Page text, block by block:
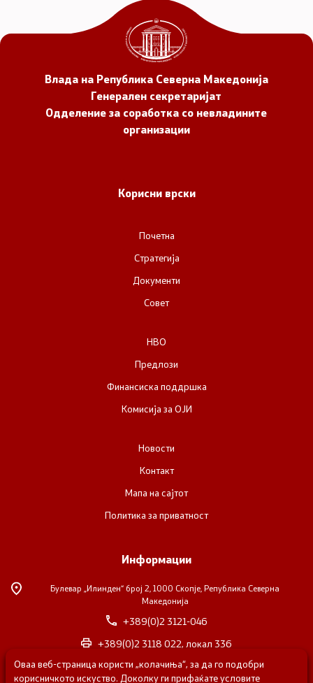
Влада на Република Северна Македонија
Генерален секретаријат
Одделение за соработка со невладините
организации
Корисни врски
Почетна
Стратегија
Документи
Совет
НВО
Предлози
Финансиска поддршка
Комисија за ОЈИ
Новости
Контакт
Мапа на сајтот
Политика за приватност
Информации
Булевар „Илинден“ број 2, 1000 Скопје, Република Северна
Македонија
+389(0)2 3121-046
+389(0)2 3118 022, локал 336
nvosorabotka@gs.gov.mk
Оваа веб-страница користи „колачиња“, за да го подобри
корисничкото искуство. Доколку ги прифаќате условите